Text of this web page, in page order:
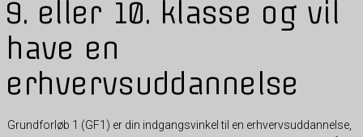
9. eller 10. klasse og vil
have en
erhvervsuddannelse
Grundforløb 1 (GF1) er din indgangsvinkel til en erhvervsuddannelse,